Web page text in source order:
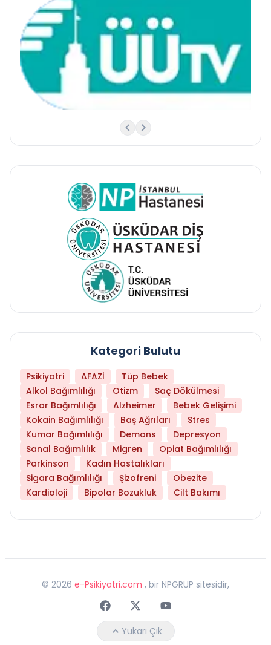
Kategori Bulutu
Psikiyatri AFAZİ
Tüp Bebek
Alkol Bağımlılığı
Otizm
Saç Dökülmesi
Esrar Bağımlılığı
Alzheimer
Bebek Gelişimi
Kokain Bağımlılığı
Baş Ağrıları
Stres
Kumar Bağımlılığı
Demans
Depresyon
Sanal Bağımlılık
Migren
Opiat Bağımlılığı
Parkinson
Kadın Hastalıkları
Sigara Bağımlılığı
Şizofreni
Obezite
Kardioloji
Bipolar Bozukluk Cilt Bakımı
© 2026 e-Psikiyatri.com , bir NPGRUP sitesidir,
FaceebokTwitterYoutube
Yukarı Çık